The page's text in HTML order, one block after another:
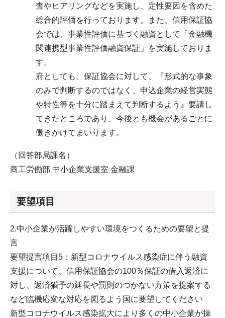
査やヒアリングなどを実施し、定性要因を含めた
総合的評価を行っております。また、信用保証協
会では、事業性評価に基づく融資として「金融機
関連携型事業性評価融資保証」を実施しておりま
す。
府としても、保証協会に対して、『形式的な事象
のみで判断するのではなく、申込企業の経営実態
や特性等を十分に踏まえて判断するよう』要請し
てきたところであり、今後とも機会があるごとに
働きかけてまいります。
（回答部局課名）
商工労働部 中小企業支援室 金融課
要望項目
2.中小企業が活躍しやすい環境をつくるための要望と提
言
要望提言項目5：新型コロナウイルス感染症に伴う融資
支援について、信用保証協会の100％保証の借入返済に
対し、返済猶予の延長や罰則のつかない方策を提案する
など臨機応変な対応を図るよう国に要望してください
新型コロナウイルス感染拡大により多くの中小企業が操